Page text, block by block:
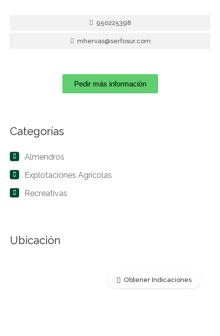
950225398
mhervas@serfosur.com
Pedir más información
Categorías
Almendros
Explotaciones Agrícolas
Recreativas
Ubicación
Obtener Indicaciones